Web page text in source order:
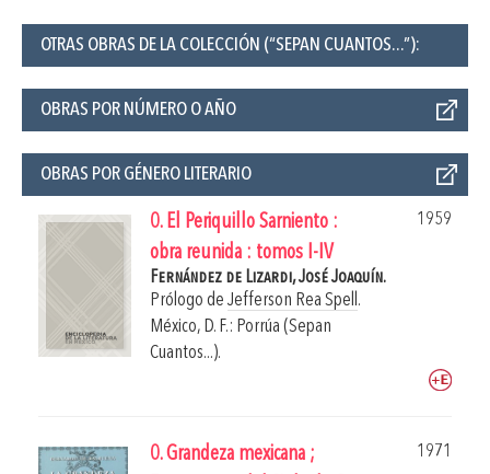
OTRAS OBRAS DE LA COLECCIÓN (“SEPAN CUANTOS...”):
OBRAS POR NÚMERO O AÑO
OBRAS POR GÉNERO LITERARIO
0. El Periquillo Sarniento :
obra reunida : tomos I-IV
1959
Fernández de Lizardi, José Joaquín.
Prólogo de Jefferson Rea Spell .
México, D. F.: Porrúa (Sepan
Cuantos...).
0. Grandeza mexicana ;
1971